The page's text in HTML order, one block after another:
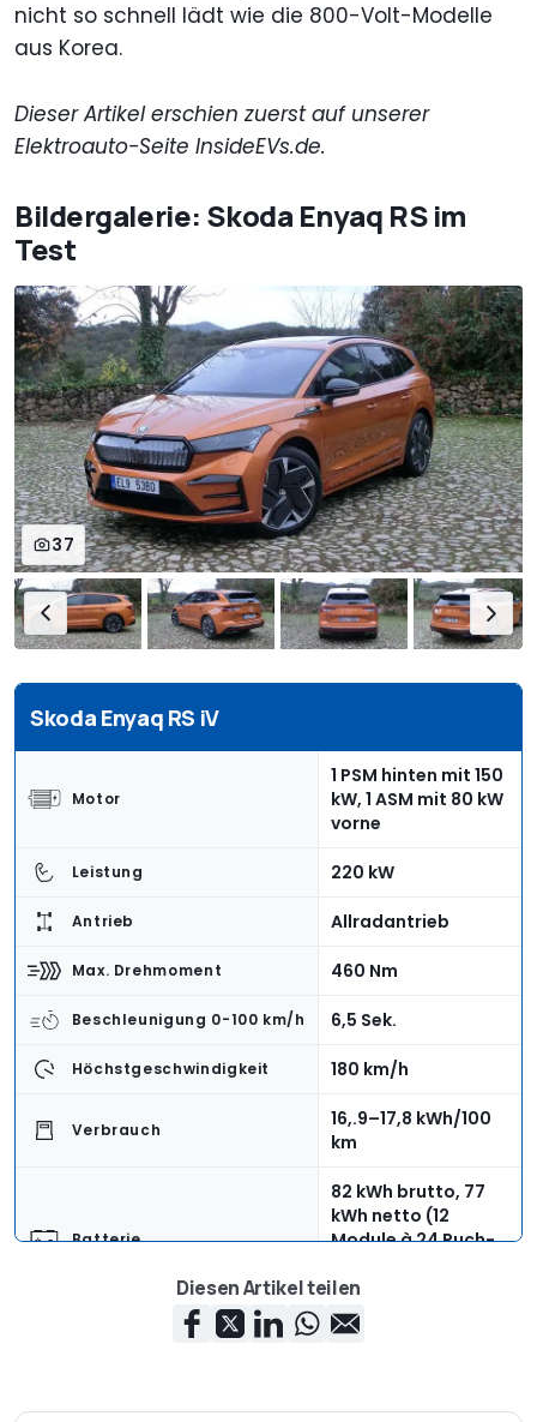
nicht so schnell lädt wie die 800-Volt-Modelle
aus Korea.
Dieser Artikel erschien zuerst auf unserer
Elektroauto-Seite InsideEVs.de.
Bildergalerie: Skoda Enyaq RS im
Test
37
Skoda Enyaq RS iV
Motor
1 PSM hinten mit 150
kW, 1 ASM mit 80 kW
vorne
Leistung 220 kW
Antrieb Allradantrieb
Max. Drehmoment 460 Nm
Beschleunigung 0-100 km/h 6,5 Sek.
Höchstgeschwindigkeit 180 km/h
Verbrauch
16,.9–17,8 kWh/100
km
Batterie
82 kWh brutto, 77
kWh netto (12
Module à 24 Puch-
von LG)
Combo-2 ("CCS2")
Diesen Artikel teilen